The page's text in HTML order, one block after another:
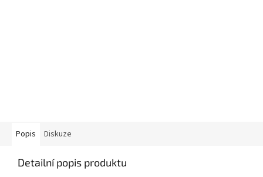
Popis Diskuze
Detailní popis produktu